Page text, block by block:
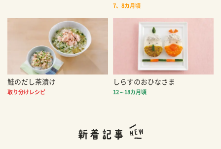
7、8カ月頃
鮭のだし茶漬け
取り分けレシピ
しらすのおひなさま
12～18カ月頃